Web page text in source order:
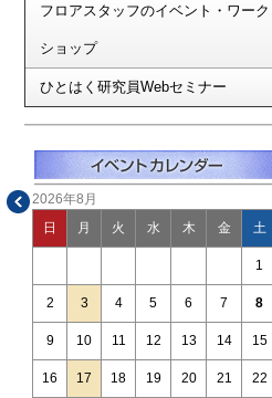
フロアスタッフのイベント・ワーク
ショップ
ひとはく研究員Webセミナー
2026年8月
日 月 火 水 木 金 土
1
2 3 4 5 6 7 8
9 10 11 12 13 14 15
16 17 18 19 20 21 22